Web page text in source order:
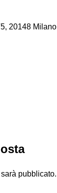
20148 Milano
pubblicato.